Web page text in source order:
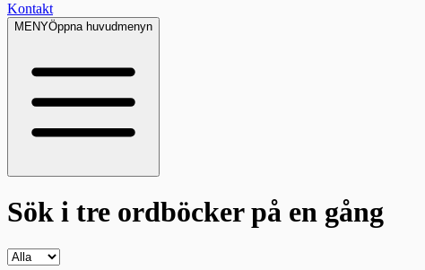
Kontakt
MENYÖppna huvudmenyn
Sök i tre ordböckerpå en gång